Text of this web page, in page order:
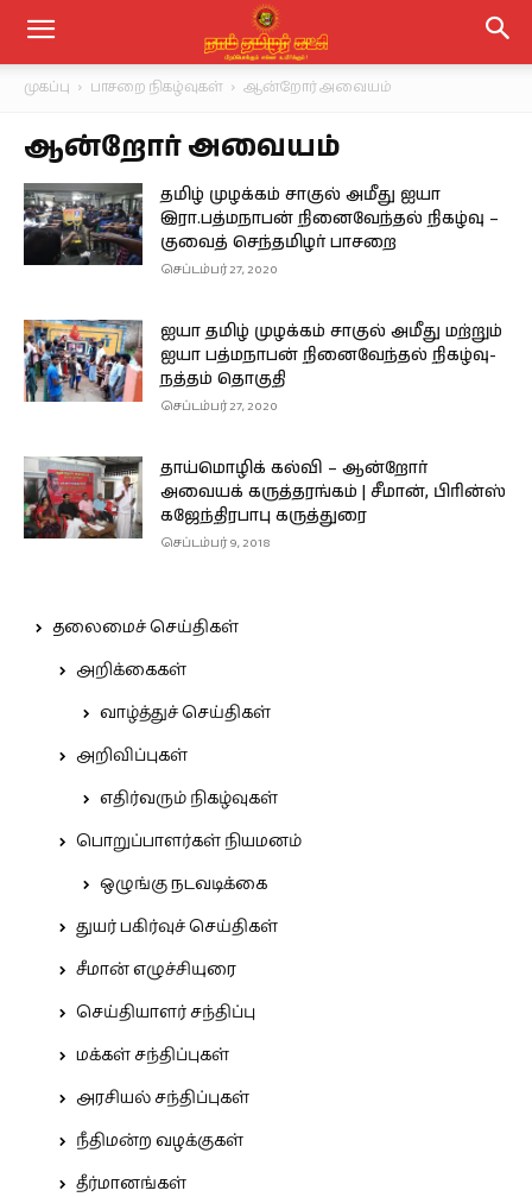
முகப்பு பாசறை நிகழ்வுகள் ஆன்றோர் அவையம்
ஆன்றோர் அவையம்
தமிழ் முழக்கம் சாகுல் அமீது ஐயா
இரா.பத்மநாபன் நினைவேந்தல் நிகழ்வு –
குவைத் செந்தமிழர் பாசறை
செப்டம்பர் 27, 2020
ஐயா தமிழ் முழக்கம் சாகுல் அமீது மற்றும்
ஐயா பத்மநாபன் நினைவேந்தல் நிகழ்வு-
நத்தம் தொகுதி
செப்டம்பர் 27, 2020
தாய்மொழிக் கல்வி – ஆன்றோர்
அவையக் கருத்தரங்கம் | சீமான், பிரின்ஸ்
கஜேந்திரபாபு கருத்துரை
செப்டம்பர் 9, 2018
தலைமைச் செய்திகள்
அறிக்கைகள்
வாழ்த்துச் செய்திகள்
அறிவிப்புகள்
எதிர்வரும் நிகழ்வுகள்
பொறுப்பாளர்கள் நியமனம்
ஒழுங்கு நடவடிக்கை
துயர் பகிர்வுச் செய்திகள்
சீமான் எழுச்சியுரை
செய்தியாளர் சந்திப்பு
மக்கள் சந்திப்புகள்
அரசியல் சந்திப்புகள்
நீதிமன்ற வழக்குகள்
தீர்மானங்கள்